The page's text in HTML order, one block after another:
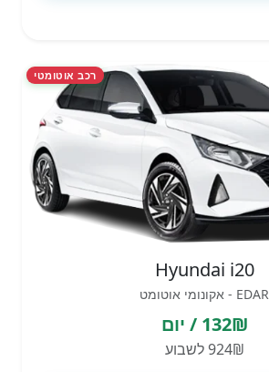
רכב אוטומטי
Hyundai i20
EDAR - אקונומי אוטומט
132₪ / יום
924₪ לשבוע